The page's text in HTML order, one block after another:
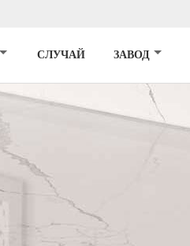
СЛУЧАЙ ЗАВОД